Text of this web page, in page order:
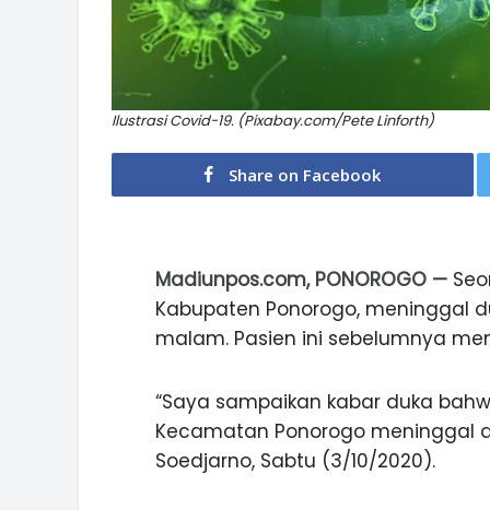
Ilustrasi Covid-19. (Pixabay.com/Pete Linforth)
Share on Facebook
Madiunpos.com, PONOROGO —
Kabupaten Ponorogo, meninggal
malam. Pasien ini sebelumnya
“Saya sampaikan kabar duka
Kecamatan Ponorogo meninggal
Soedjarno, Sabtu (3/10/2020).